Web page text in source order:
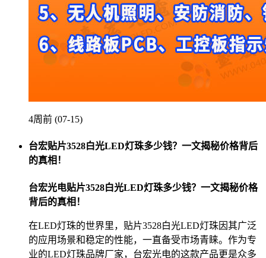
4周前 (07-15)
台宏贴片3528白光LED灯珠多少钱？一文揭秘价格背后
的真相！
台宏光电贴片3528白光LED灯珠多少钱？一文揭秘价格
背后的真相！
在LED灯珠的世界里，贴片3528白光LED灯珠因其广泛
的应用场景和稳定的性能，一直备受市场青睐。作为专
业的LED灯珠品牌厂家，台宏光电的这款产品更是众多